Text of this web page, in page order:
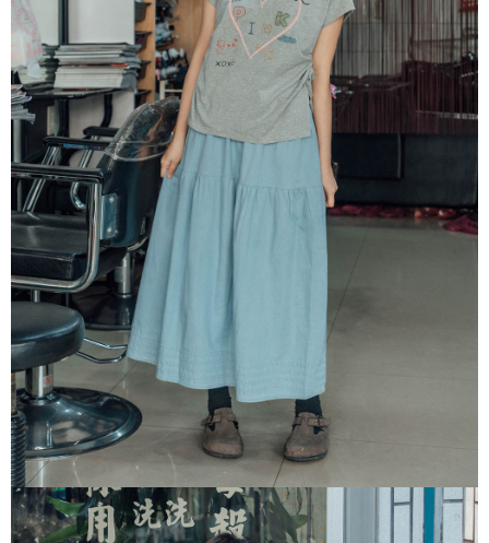
購買商品的店家。未經商家同意取消之訂單仍視為有效，需透過AFTEE先享
後付繳納相關費用。
※ 交易是否成功請以「AFTEE先享後付 」之結帳頁面顯示為準，若有關於
是否繳費成功／繳費後需取消欲退款等相關疑問，請聯繫「AFTEE先享後付
客戶支援中心」https://netprotections.freshdesk.com/support/home
【注意事項】
１．透過由恩沛科技股份有限公司提供之「AFTEE先享後付」服務完成之交
易，需依本服務之必要範圍內提供個人資料，並將交易相關給付款項請求債
權轉讓予恩沛科技股份有限公司。
２．關於個人資料處理事宜，請瀏覽以下網址：
https://aftee.tw/terms/#terms3
３．未成年的使用者請事先徵得法定代理人或監護人之同意方可使用
「AFTEE先享後付」，若未經同意申辦者引起之損失，本公司不負相關責
任。
４．使用「AFTEE先享後付」時，將依據個別帳號之用戶狀況，依本公司即
時審查核予不同之上限額度；若仍有額度不足之情形，本公司將視審查結果
請求用戶進行身份認證。
５．嚴禁一人註冊多個帳號或使用他人資訊註冊。若發現惡意使用之情形，
恩沛科技股份有限公司將有權停止該用戶之使用額度並採取法律行動。
每筆NT$80，滿NT$1,200(含以上)免運費
付款後門市自取
免運費